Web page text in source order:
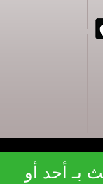
بـ أحد أو